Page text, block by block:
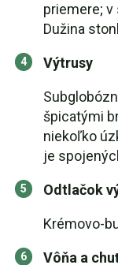
priemere; v
Dužina
Výtrusy
špicatými
niekoľko
je
Odtlačok
Krémovo-
Vôňa a